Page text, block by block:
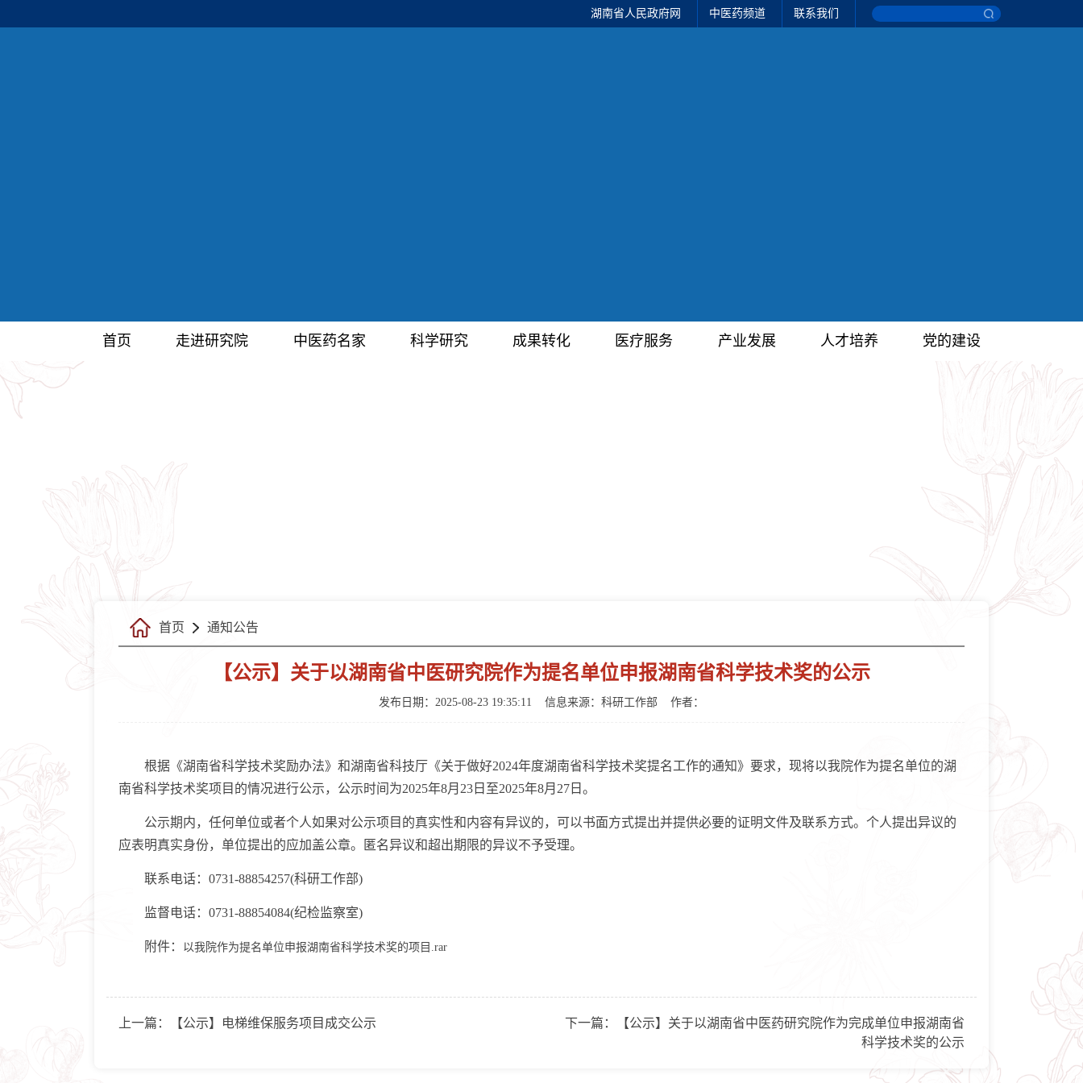
湖南省人民政府网 中医药频道 联系我们
首页 走进研究院 中医药名家 科学研究 成果转化 医疗服务 产业发展 人才培养 党的建设
首页 通知公告
【公示】关于以湖南省中医研究院作为提名单位申报湖南省科学技术奖的公示
发布日期：2025-08-23 19:35:11 信息来源： 科研工作部 作者：
根据《湖南省科学技术奖励办法》和湖南省科技厅《关于做好2024年度湖南省科学技术奖提名工作的通知》要求，现将以我院作为提名单位的湖
南省科学技术奖项目的情况进行公示，公示时间为2025年8月23日至2025年8月27日。
公示期内，任何单位或者个人如果对公示项目的真实性和内容有异议的，可以书面方式提出并提供必要的证明文件及联系方式。个人提出异议的
应表明真实身份，单位提出的应加盖公章。匿名异议和超出期限的异议不予受理。
联系电话：0731-88854257(科研工作部)
监督电话：0731-88854084(纪检监察室)
附件： 以我院作为提名单位申报湖南省科学技术奖的项目.rar
上一篇： 【公示】电梯维保服务项目成交公示 下一篇：
【公示】关于以湖南省中医药研究院作为完成单位申报湖南省
科学技术奖的公示